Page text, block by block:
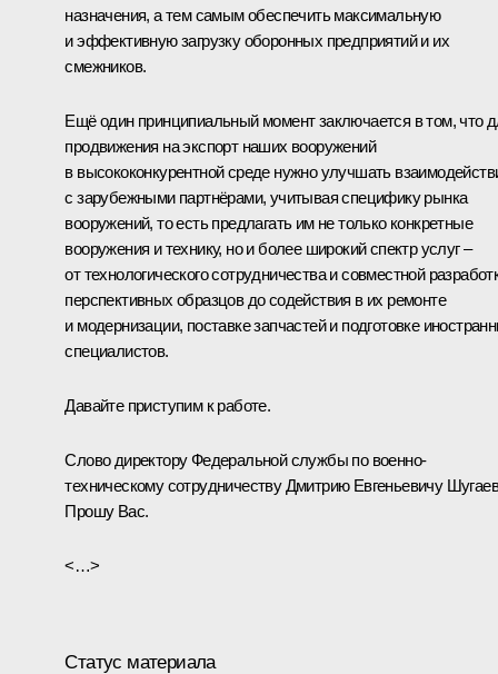
назначения, а тем самым обеспечить максимальную
и эффективную загрузку оборонных предприятий и их
смежников.
Ещё один принципиальный момент заключается в том, что
продвижения на экспорт наших вооружений
в высококонкурентной среде нужно улучшать
с зарубежными партнёрами, учитывая специфику рынка
вооружений, то есть предлагать им не только конкретные
вооружения и технику, но и более широкий спектр услуг –
от технологического сотрудничества и совместной
перспективных образцов до содействия в их ремонте
и модернизации, поставке запчастей и подготовке
специалистов.
Давайте приступим к работе.
Слово директору Федеральной службы по военно-
техническому сотрудничеству Дмитрию Евгеньевичу
Прошу Вас.
<…>
Статус материала